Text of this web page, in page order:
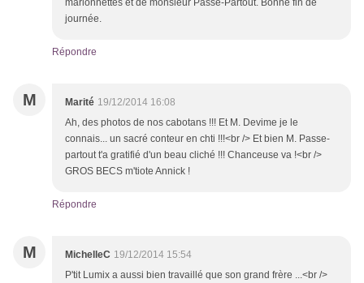
marionnettes et de monsieur Passe-Partout. Bonne fin de
journée.
Répondre
M Marité 19/12/2014 16:08
Ah, des photos de nos cabotans !!! Et M. Devime je le
connais... un sacré conteur en chti !!!<br /> Et bien M. Passe-
partout t'a gratifié d'un beau cliché !!! Chanceuse va !<br />
GROS BECS m'tiote Annick !
Répondre
M MichelleC 19/12/2014 15:54
P'tit Lumix a aussi bien travaillé que son grand frère ...<br />